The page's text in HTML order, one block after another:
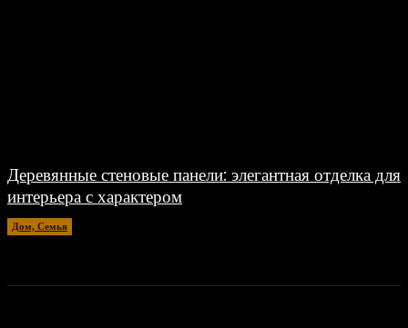
Деревянные стеновые панели: элегантная отделка для
интерьера с характером
Дом, Семья